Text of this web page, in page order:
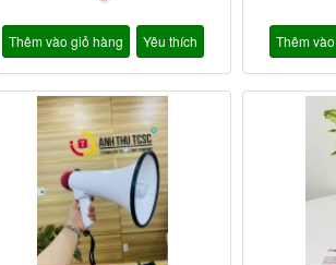
Thêm vào giỏ hàng Yêu thích Thêm